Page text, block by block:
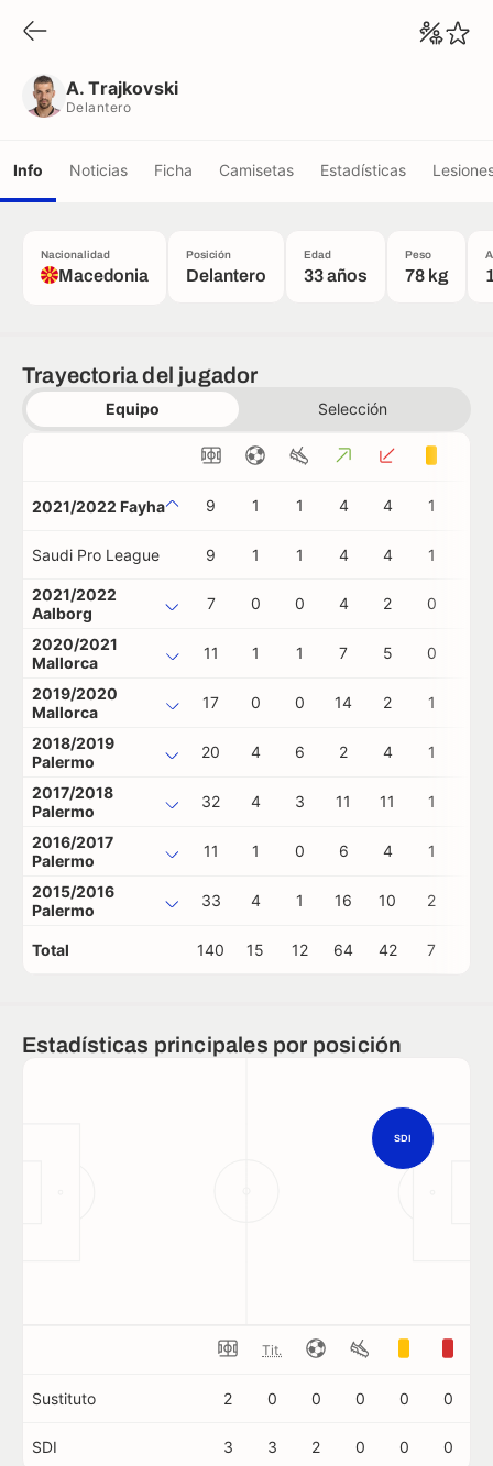
A. Trajkovski
Delantero
Info Noticias Ficha Camisetas Estadísticas
Nacionalidad
Macedonia
Posición
Delantero
Edad
33 años
Peso
78 kg
Trayectoria del jugador
Equipo Selección
2021/2022 Fayha 9 1 1 4 4 1
Saudi Pro League 9 1 1 4 4 1
2021/2022
Aalborg
7 0 0 4 2 0
2020/2021
Mallorca
11 1 1 7 5 0
2019/2020
Mallorca
17 0 0 14 2 1
2018/2019
Palermo
20 4 6 2 4 1
2017/2018
Palermo
32 4 3 11 11 1
2016/2017
Palermo
11 1 0 6 4 1
2015/2016
Palermo
33 4 1 16 10 2
Total 140 15 12 64 42 7
Estadísticas principales por posición
SDI
Tit.
Sustituto 2 0 0 0 0 0
SDI 3 3 2 0 0 0